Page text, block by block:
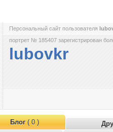
Персональный сайт пользователя
портрет № 185407 зарегистрирован
lubovkr
Блог( 0 )